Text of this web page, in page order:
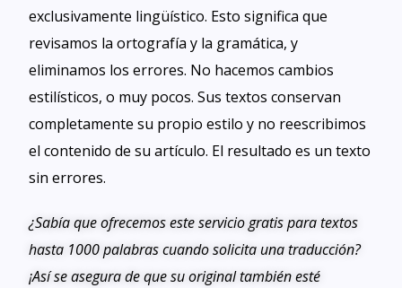
exclusivamente lingüístico. Esto significa que
revisamos la ortografía y la gramática, y
eliminamos los errores. No hacemos cambios
estilísticos, o muy pocos. Sus textos conservan
completamente su propio estilo y no reescribimos
el contenido de su artículo. El resultado es un texto
sin errores.
¿Sabía que ofrecemos este servicio gratis para textos
hasta 1000 palabras cuando solicita una traducción?
¡Así se asegura de que su original también esté